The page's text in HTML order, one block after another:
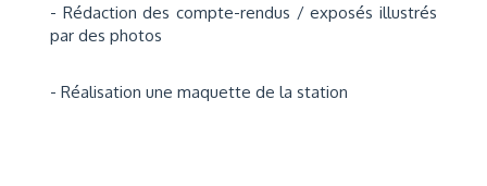
- Rédaction des compte-rendus / exposés illustrés
par des photos
- Réalisation une maquette de la station